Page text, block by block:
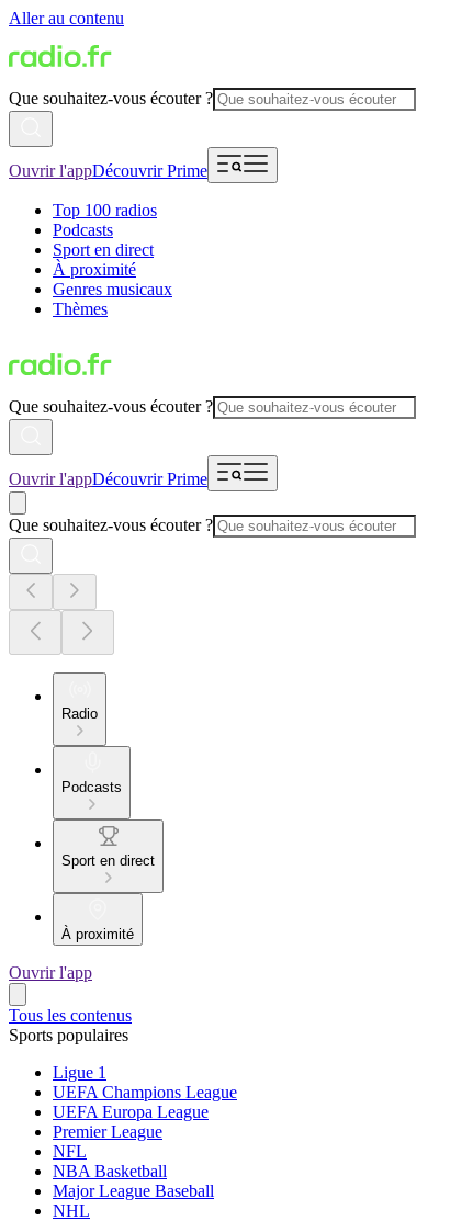
Aller au contenu
Que souhaitez-vous écouter ?
Ouvrir l'appDécouvrir Prime
Top 100 radios
Podcasts
Sport en direct
À proximité
Genres musicaux
Thèmes
Que souhaitez-vous écouter ?
Ouvrir l'appDécouvrir Prime
Que souhaitez-vous écouter ?
Radio
Podcasts
Sport en direct
À proximité
Ouvrir l'app
Tous les contenus
Sports populaires
Ligue 1
UEFA Champions League
UEFA Europa League
Premier League
NFL
NBA Basketball
Major League Baseball
NHL